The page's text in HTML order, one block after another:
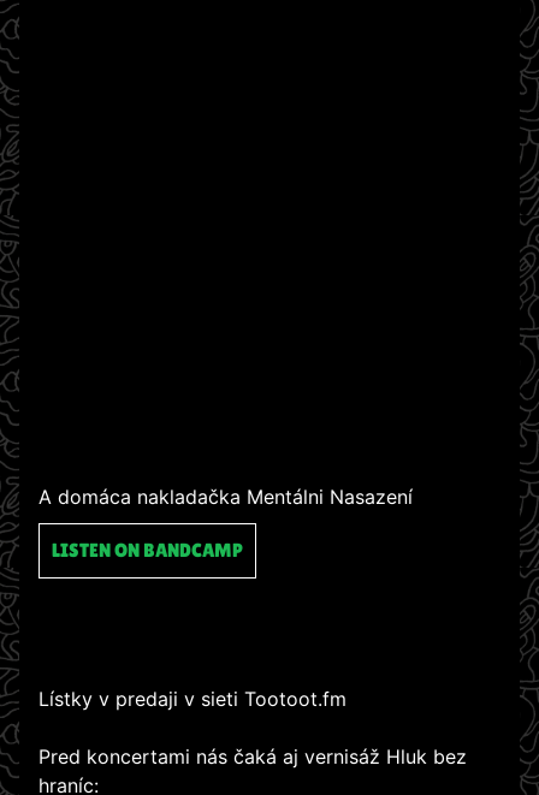
A domáca nakladačka Mentálni Nasazení
LISTEN ON BANDCAMP
Lístky v predaji v sieti Tootoot.fm
Pred koncertami nás čaká aj vernisáž Hluk bez
hraníc: